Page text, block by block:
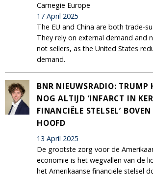
Carnegie Europe
17 April 2025
The EU and China are both trade-
They rely on external demand and
not sellers, as the United States
demand.
BNR NIEUWSRADIO: TRUMP
NOG ALTIJD ‘INFARCT IN
FINANCIËLE STELSEL’ BOVEN
HOOFD
13 April 2025
De grootste zorg voor de
economie is het wegvallen van de
het Amerikaanse financiële stelsel